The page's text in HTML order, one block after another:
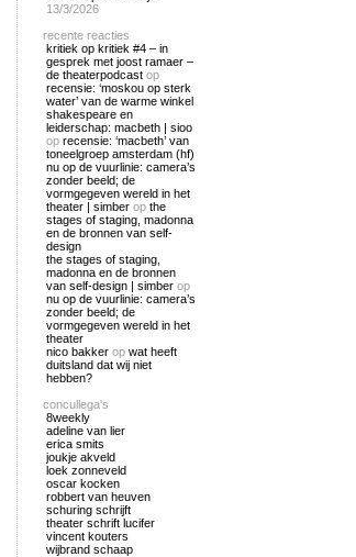
13/3/2026
recente reacties
kritiek op kritiek #4 – in
gesprek met joost ramaer –
de theaterpodcast op
recensie: ‘moskou op sterk
water’ van de warme winkel
shakespeare en
leiderschap: macbeth | sioo
op recensie: ‘macbeth’ van
toneelgroep amsterdam (hf)
nu op de vuurlinie: camera’s
zonder beeld; de
vormgegeven wereld in het
theater | simber op the
stages of staging, madonna
en de bronnen van self-
design
the stages of staging,
madonna en de bronnen
van self-design | simber op
nu op de vuurlinie: camera’s
zonder beeld; de
vormgegeven wereld in het
theater
nico bakker op wat heeft
duitsland dat wij niet
hebben?
concullega's
8weekly
adeline van lier
erica smits
joukje akveld
loek zonneveld
oscar kocken
robbert van heuven
schuring schrijft
theater schrift lucifer
vincent kouters
wijbrand schaap